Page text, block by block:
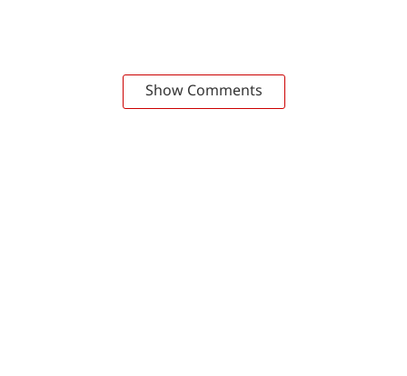
Show Comments